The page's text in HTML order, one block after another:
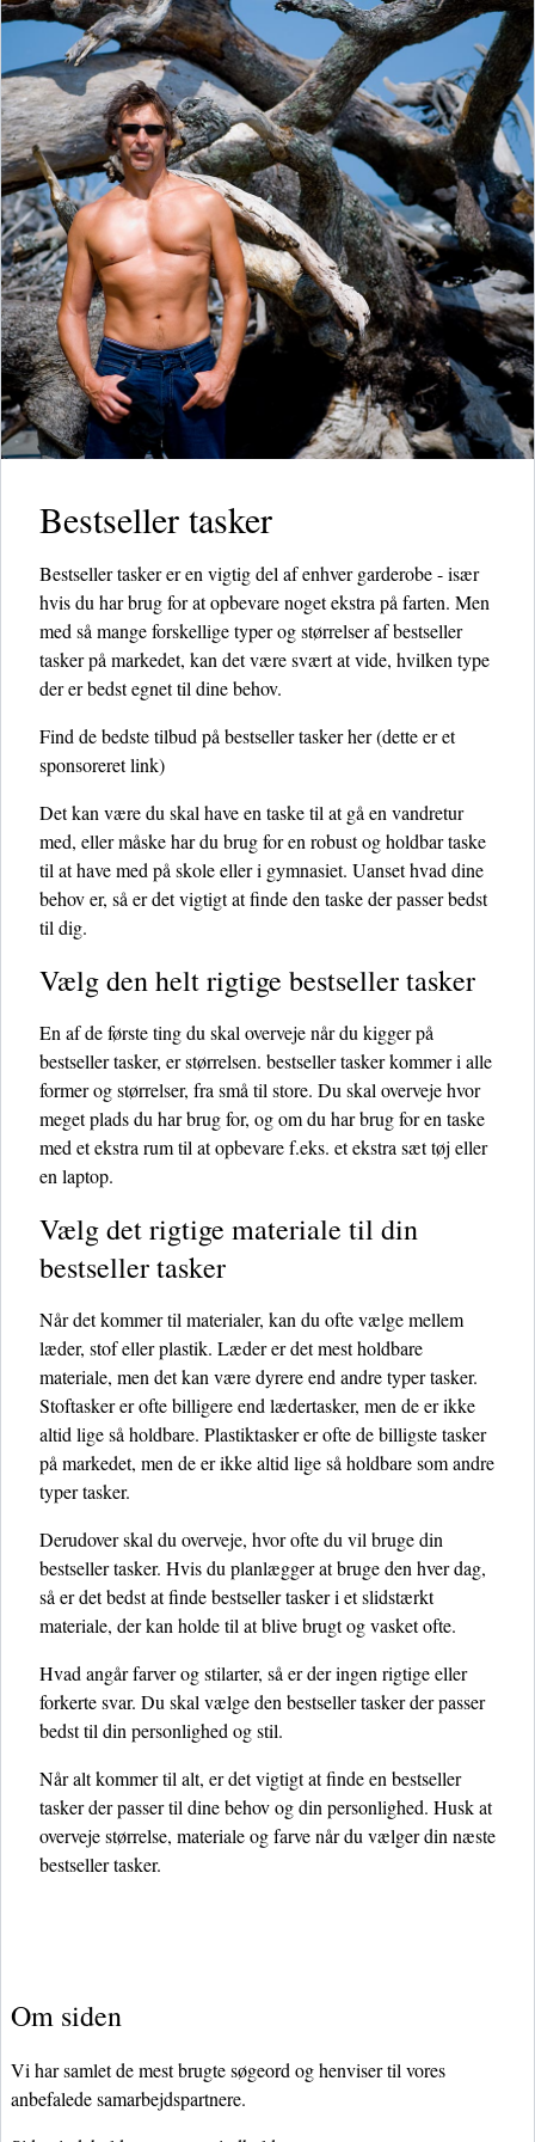
Bestseller tasker
Bestseller tasker er en vigtig del af enhver garderobe - især
hvis du har brug for at opbevare noget ekstra på farten. Men
med så mange forskellige typer og størrelser af bestseller
tasker på markedet, kan det være svært at vide, hvilken type
der er bedst egnet til dine behov.
Find de bedste tilbud på bestseller tasker her(dette er et
sponsoreret link)
Det kan være du skal have en taske til at gå en vandretur
med, eller måske har du brug for en robust og holdbar taske
til at have med på skole eller i gymnasiet. Uanset hvad dine
behov er, så er det vigtigt at finde den taske der passer bedst
til dig.
Vælg den helt rigtige bestseller tasker
En af de første ting du skal overveje når du kigger på
bestseller tasker, er størrelsen. bestseller tasker kommer i alle
former og størrelser, fra små til store. Du skal overveje hvor
meget plads du har brug for, og om du har brug for en taske
med et ekstra rum til at opbevare f.eks. et ekstra sæt tøj eller
en laptop.
Vælg det rigtige materiale til din
bestseller tasker
Når det kommer til materialer, kan du ofte vælge mellem
læder, stof eller plastik. Læder er det mest holdbare
materiale, men det kan være dyrere end andre typer tasker.
Stoftasker er ofte billigere end lædertasker, men de er ikke
altid lige så holdbare. Plastiktasker er ofte de billigste tasker
på markedet, men de er ikke altid lige så holdbare som andre
typer tasker.
Derudover skal du overveje, hvor ofte du vil bruge din
bestseller tasker. Hvis du planlægger at bruge den hver dag,
så er det bedst at finde bestseller tasker i et slidstærkt
materiale, der kan holde til at blive brugt og vasket ofte.
Hvad angår farver og stilarter, så er der ingen rigtige eller
forkerte svar. Du skal vælge den bestseller tasker der passer
bedst til din personlighed og stil.
Når alt kommer til alt, er det vigtigt at finde en bestseller
tasker der passer til dine behov og din personlighed. Husk at
overveje størrelse, materiale og farve når du vælger din næste
bestseller tasker.
Om siden
Vi har samlet de mest brugte søgeord og henviser til vores
anbefalede samarbejdspartnere.